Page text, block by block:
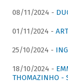
08/11/2024 -
01/11/2024 -
25/10/2024 -
18/10/2024 -
THOMAZINHO